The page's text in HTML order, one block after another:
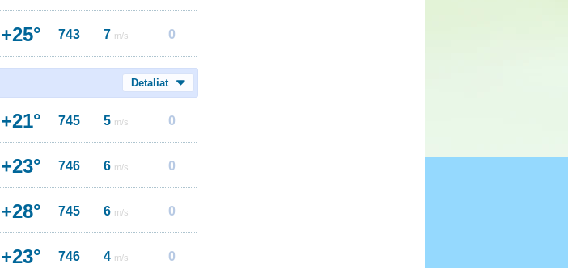
+25° 743 7 m/s 0
Detaliat
+21° 745 5 m/s 0
+23° 746 6 m/s 0
+28° 745 6 m/s 0
+23° 746 4 m/s 0